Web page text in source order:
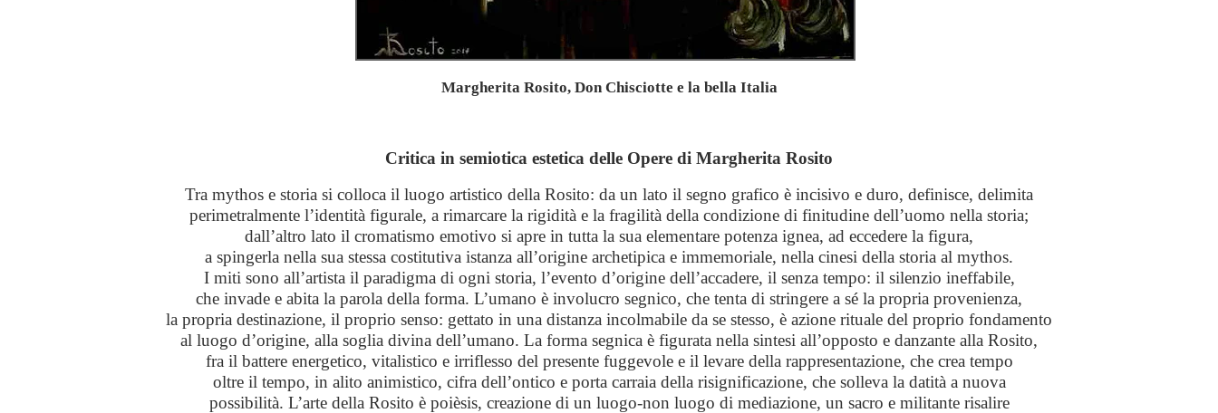
Margherita Rosito, Don Chisciotte e la bella Italia
Critica in semiotica estetica delle Opere di Margherita Rosito
Tra mythos e storia si colloca il luogo artistico della Rosito: da un lato il segno grafico è incisivo e duro, definisce, delimita
perimetralmente l’identità figurale, a rimarcare la rigidità e la fragilità della condizione di finitudine dell’uomo nella storia;
dall’altro lato il cromatismo emotivo si apre in tutta la sua elementare potenza ignea, ad eccedere la figura,
a spingerla nella sua stessa costitutiva istanza all’origine archetipica e immemoriale, nella cinesi della storia al mythos.
I miti sono all’artista il paradigma di ogni storia, l’evento d’origine dell’accadere, il senza tempo: il silenzio ineffabile,
che invade e abita la parola della forma. L’umano è involucro segnico, che tenta di stringere a sé la propria provenienza,
la propria destinazione, il proprio senso: gettato in una distanza incolmabile da se stesso, è azione rituale del proprio fondamento
al luogo d’origine, alla soglia divina dell’umano. La forma segnica è figurata nella sintesi all’opposto e danzante alla Rosito,
fra il battere energetico, vitalistico e irriflesso del presente fuggevole e il levare della rappresentazione, che crea tempo
oltre il tempo, in alito animistico, cifra dell’ontico e porta carraia della risignificazione, che solleva la datità a nuova
possibilità. L’arte della Rosito è poièsis, creazione di un luogo-non luogo di mediazione, un sacro e militante risalire